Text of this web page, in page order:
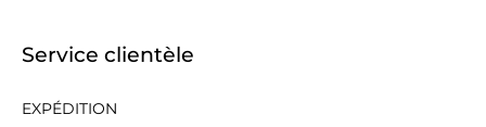
Service clientèle
EXPÉDITION